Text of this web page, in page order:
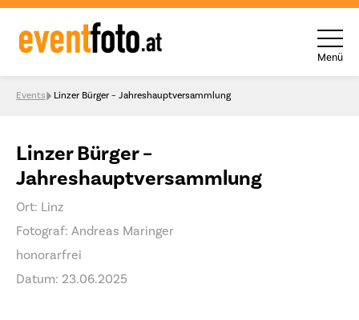
Skip to content
Menü
Events Linzer Bürger – Jahreshauptversammlung
Linzer Bürger –
Jahreshauptversammlung
Ort: Linz
Fotograf: Andreas Maringer
honorarfrei
Datum: 23.06.2025